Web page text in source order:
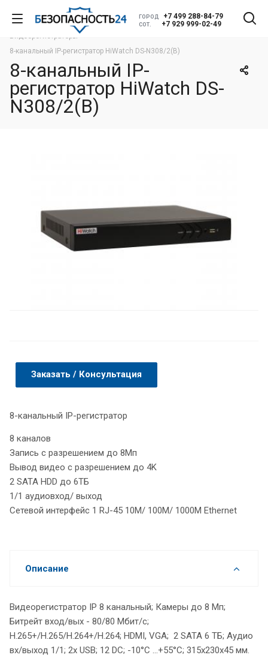
ГОРОД +7 499 288-84-79
СОТ. +7 929 999-02-49
Главная Оборудование
Видеонаблюдение
Видеорегистраторы
8-канальный IP-регистратор HiWatch DS-N308/2(B)
8-канальный IP-
регистратор HiWatch DS-
N308/2(B)
Заказать / Консультация
8-канальный IP-регистратор
8 каналов
Запись с разрешением до 8Мп
Вывод видео с разрешением до 4K
2 SATA HDD до 6ТБ
1/1 аудиовход/ выход
Сетевой интерфейс 1 RJ-45 10M/ 100M/ 1000M Ethernet
Описание
Видеорегистратор IP 8 канальный; Камеры до 8 Мп;
Битрейт вход/вых - 80/80 Мбит/с;
H.265+/H.265/H.264+/H.264; HDMI, VGA; 2 SATA 6 ТБ; Аудио
вх/выход 1/1; 2х USB; 12 DC; -10°C ...+55°C; 315х230х45 мм.